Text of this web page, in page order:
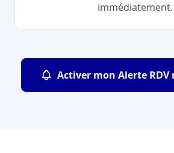
immédiatement.
Activer mon Alerte